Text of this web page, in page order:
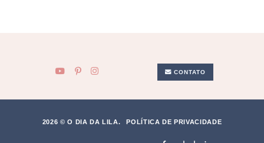
CONTATO
2026 © O DIA DA LILA. POLÍTICA DE PRIVACIDADE